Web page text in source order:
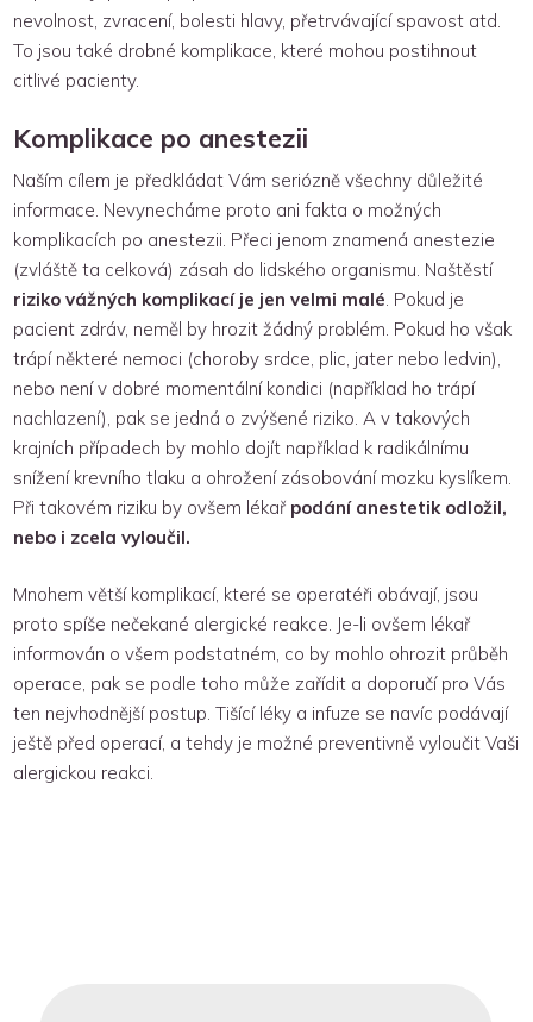
nevolnost, zvracení, bolesti hlavy, přetrvávající spavost atd.
To jsou také drobné komplikace, které mohou postihnout
citlivé pacienty.
Komplikace po anestezii
Naším cílem je předkládat Vám seriózně všechny důležité
informace. Nevynecháme proto ani fakta o možných
komplikacích po anestezii. Přeci jenom znamená anestezie
(zvláště ta celková) zásah do lidského organismu. Naštěstí
riziko vážných komplikací je jen velmi malé. Pokud je
pacient zdráv, neměl by hrozit žádný problém. Pokud ho však
trápí některé nemoci (choroby srdce, plic, jater nebo ledvin),
nebo není v dobré momentální kondici (například ho trápí
nachlazení), pak se jedná o zvýšené riziko. A v takových
krajních případech by mohlo dojít například k radikálnímu
snížení krevního tlaku a ohrožení zásobování mozku kyslíkem.
Při takovém riziku by ovšem lékař podání anestetik odložil,
nebo i zcela vyloučil.
Mnohem větší komplikací, které se operatéři obávají, jsou
proto spíše nečekané alergické reakce. Je-li ovšem lékař
informován o všem podstatném, co by mohlo ohrozit průběh
operace, pak se podle toho může zařídit a doporučí pro Vás
ten nejvhodnější postup. Tišící léky a infuze se navíc podávají
ještě před operací, a tehdy je možné preventivně vyloučit Vaši
alergickou reakci.